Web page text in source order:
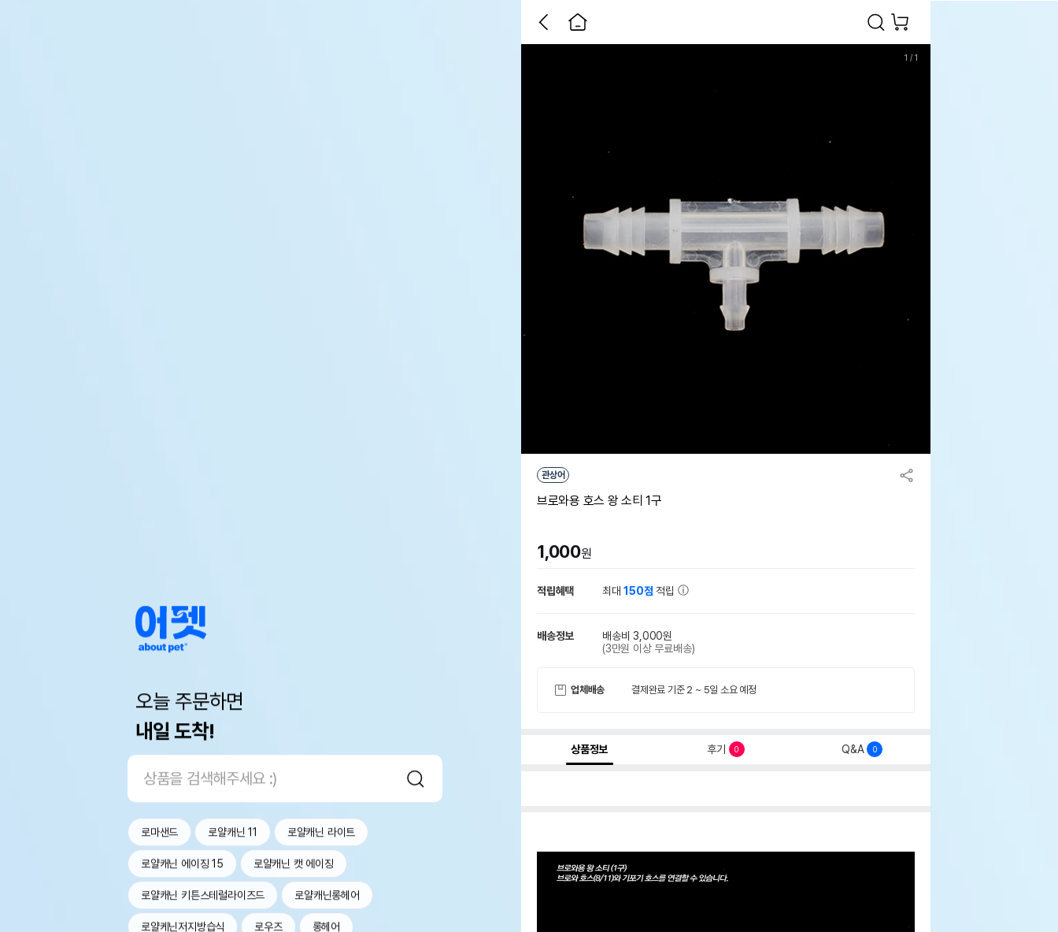
오늘 주문하면
내일 도착!
로마샌드 로얄캐닌 11 로얄캐닌 라이트
로얄캐닌 에이징 15 로얄캐닌 캣 에이징
로얄캐닌 키튼스테럴라이즈드 로얄캐닌롱헤어
로얄케닌저지방습식 로우즈 롱헤어
1 / 1
관상어
브로와용 호스 왕 소티 1구
1,000원
적립혜택 최대150점 적립
배송정보
배송비 3,000원
(3만원 이상 무료배송)
업체배송 결제완료 기준 2 ~ 5일 소요 예정
상품정보 후기 0 Q&A 0